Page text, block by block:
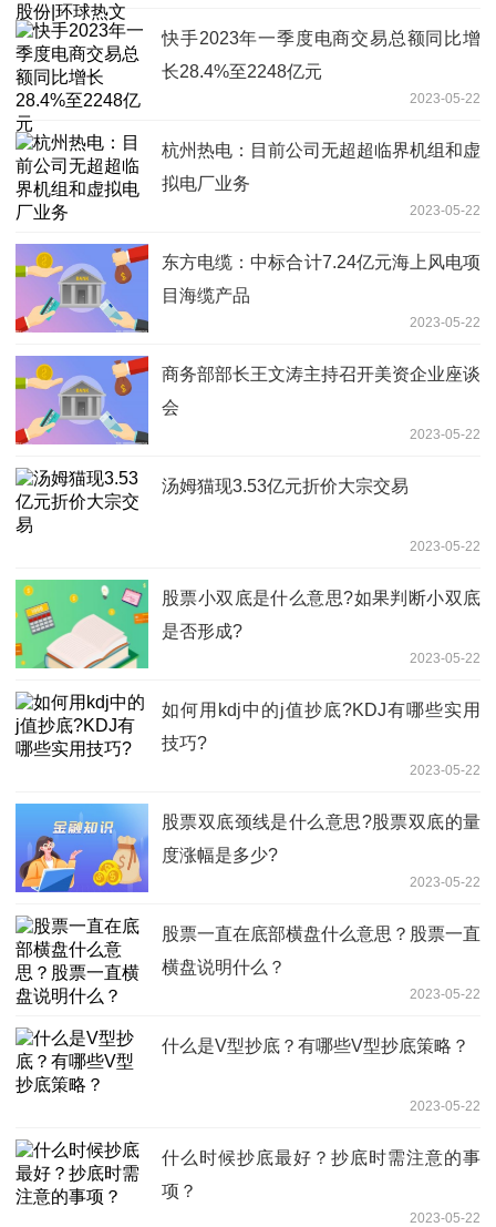
快手2023年一季度电商交易总额同比增
长28.4%至2248亿元
2023-05-22
杭州热电：目前公司无超超临界机组和虚
拟电厂业务
2023-05-22
东方电缆：中标合计7.24亿元海上风电项
目海缆产品
2023-05-22
商务部部长王文涛主持召开美资企业座谈
会
2023-05-22
汤姆猫现3.53亿元折价大宗交易
2023-05-22
股票小双底是什么意思?如果判断小双底
是否形成?
2023-05-22
如何用kdj中的j值抄底?KDJ有哪些实用
技巧?
2023-05-22
股票双底颈线是什么意思?股票双底的量
度涨幅是多少?
2023-05-22
股票一直在底部横盘什么意思？股票一直
横盘说明什么？
2023-05-22
什么是V型抄底？有哪些V型抄底策略？
2023-05-22
什么时候抄底最好？抄底时需注意的事
项？
2023-05-22